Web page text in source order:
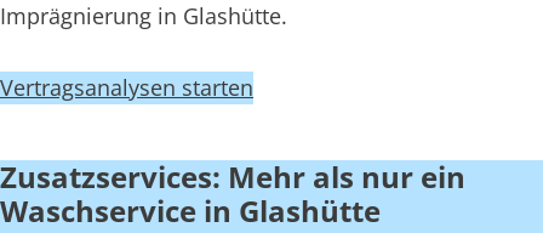
Imprägnierung in Glashütte.
Vertragsanalysen starten
Zusatzservices: Mehr als nur ein
Waschservice in Glashütte